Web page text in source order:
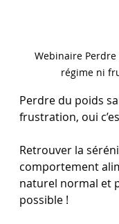
Webinaire
régime ni
Perdre du poids
frustration, oui
Retrouver la
comportement
naturel normal et
possible !